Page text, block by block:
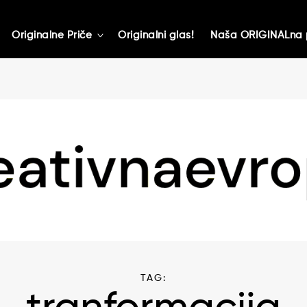
Originalne Priče toggle
Originalni glas! Naša
TAG: